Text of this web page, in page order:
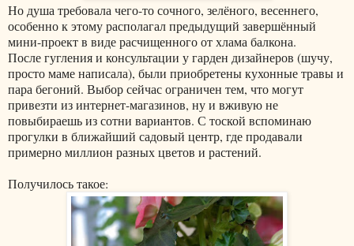
Но душа требовала чего-то сочного, зелёного, весеннего,
особенно к этому располагал предыдущий завершённый
мини-проект в виде расчищенного от хлама балкона.
После гугления и консультации у гарден дизайнеров (шучу,
просто маме написала), были приобретены кухонные травы и
пара бегоний. Выбор сейчас ограничен тем, что могут
привезти из интернет-магазинов, ну и вживую не
повыбираешь из сотни вариантов. С тоской вспоминаю
прогулки в ближайший садовый центр, где продавали
примерно миллион разных цветов и растений.
Получилось такое: